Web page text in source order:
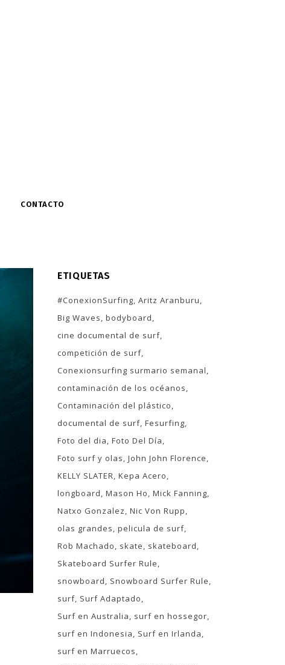
CONTACTO
ETIQUETAS
#ConexionSurfing Aritz Aranburu
Big Waves bodyboard
cine documental de surf
competición de surf
Conexionsurfing surmario semanal
contaminación de los océanos
Contaminación del plástico
documental de surf Fesurfing
Foto del dia Foto Del Día
Foto surf y olas John John Florence
KELLY SLATER Kepa Acero
longboard Mason Ho Mick Fanning
Natxo Gonzalez Nic Von Rupp
olas grandes pelicula de surf
Rob Machado
skate
skateboard
Skateboard Surfer Rule
snowboard
Snowboard Surfer Rule
surf Surf Adaptado
Surf en Australia
surf en hossegor
surf en Indonesia
Surf en Irlanda
surf en Marruecos